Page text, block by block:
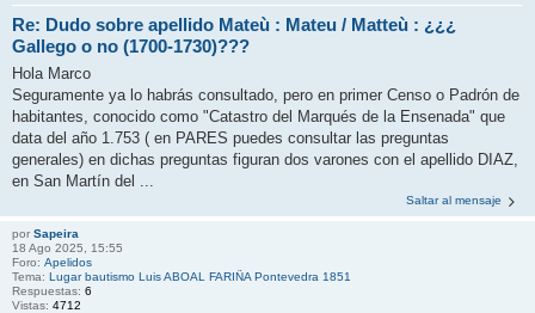
Re: Dudo sobre apellido Mateù : Mateu / Matteù : ¿¿¿
Gallego o no (1700-1730)???
Hola Marco
Seguramente ya lo habrás consultado, pero en primer Censo o Padrón de
habitantes, conocido como "Catastro del Marqués de la Ensenada" que
data del año 1.753 ( en PARES puedes consultar las preguntas
generales) en dichas preguntas figuran dos varones con el apellido DIAZ,
en San Martín del ...
Saltar al mensaje
por Sapeira
18 Ago 2025, 15:55
Foro: Apelidos
Tema: Lugar bautismo Luis ABOAL FARIÑA Pontevedra 1851
Respuestas: 6
Vistas: 4712